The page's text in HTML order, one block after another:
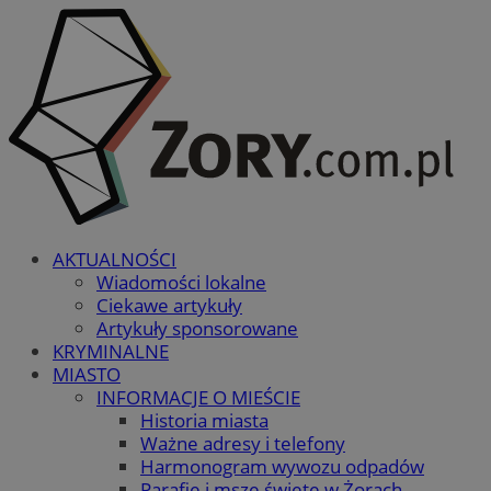
AKTUALNOŚCI
Wiadomości lokalne
Ciekawe artykuły
Artykuły sponsorowane
KRYMINALNE
MIASTO
INFORMACJE O MIEŚCIE
Historia miasta
Ważne adresy i telefony
Harmonogram wywozu odpadów